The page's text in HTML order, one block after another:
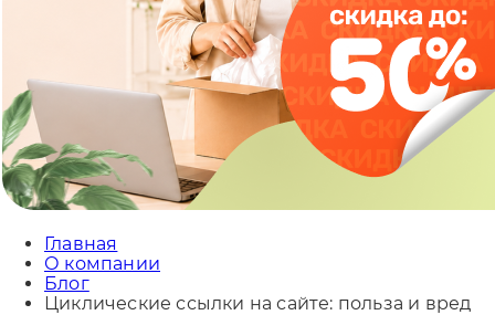
Главная
О компании
Блог
Циклические ссылки на сайте: польза и вред